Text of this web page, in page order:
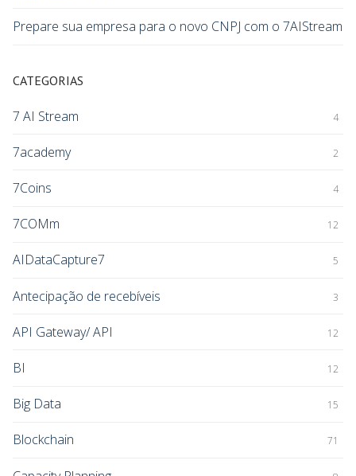
Prepare sua empresa para o novo CNPJ com o 7AIStream
CATEGORIAS
7 AI Stream 4
7academy 2
7Coins 4
7COMm 12
AIDataCapture7 5
Antecipação de recebíveis 3
API Gateway/ API 12
BI 12
Big Data 15
Blockchain 71